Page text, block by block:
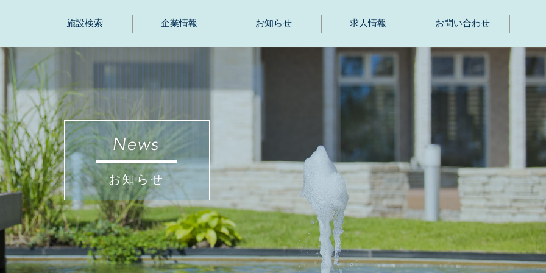
施設検索 企業情報 お知らせ 求人情報 お問い合わせ
お知らせ